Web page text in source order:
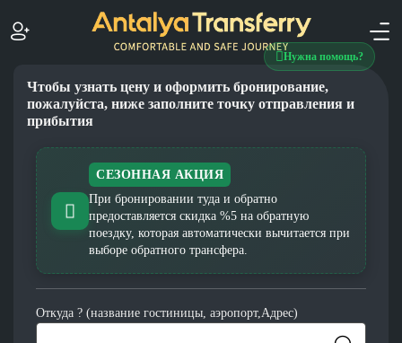
Нужна помощь?
Чтобы узнать цену и оформить бронирование,
пожалуйста, ниже заполните точку отправления и
прибытия
СЕЗОННАЯ АКЦИЯ
При бронировании туда и обратно
предоставляется скидка %5 на обратную
поездку, которая автоматически вычитается при
выборе обратного трансфера.
Откуда ? (название гостиницы, аэропорт,Адрес)